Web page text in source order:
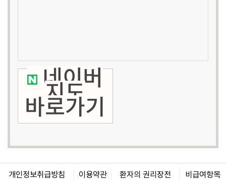
네이버
지도
바로가기
개인정보취급방침 이용약관 환자의 권리장전 비급여항목